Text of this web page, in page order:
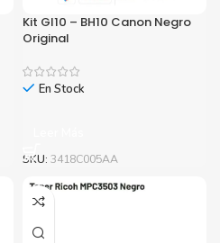
Kit GI10 – BH10 Canon Negro
Original
En Stock
SKU: 3418C005AA